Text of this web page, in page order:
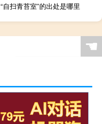
“自扫青苔室”的出处是哪里
☚